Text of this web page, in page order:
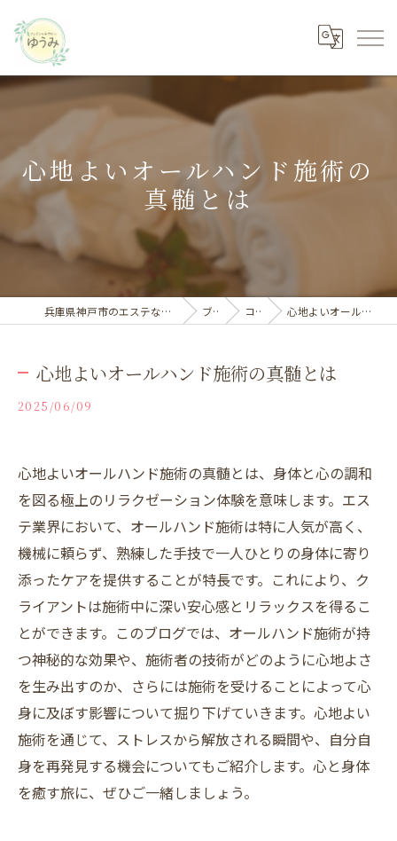
心地よいオールハンド施術の
真髄とは
兵庫県神戸市のエステならフェイシャルサロン ゆうみ ブログ コラム 心地よいオールハンド施術の真髄とは
心地よいオールハンド施術の真髄とは
2025/06/09
心地よいオールハンド施術の真髄とは、身体と心の調和
を図る極上のリラクゼーション体験を意味します。エス
テ業界において、オールハンド施術は特に人気が高く、
機械に頼らず、熟練した手技で一人ひとりの身体に寄り
添ったケアを提供することが特長です。これにより、ク
ライアントは施術中に深い安心感とリラックスを得るこ
とができます。このブログでは、オールハンド施術が持
つ神秘的な効果や、施術者の技術がどのように心地よさ
を生み出すのか、さらには施術を受けることによって心
身に及ぼす影響について掘り下げていきます。心地よい
施術を通じて、ストレスから解放される瞬間や、自分自
身を再発見する機会についてもご紹介します。心と身体
を癒す旅に、ぜひご一緒しましょう。